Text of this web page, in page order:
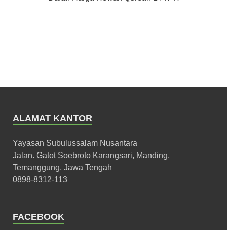
ALAMAT KANTOR
Yayasan Subulussalam Nusantara
Jalan. Gatot Soebroto Karangsari, Manding,
Temanggung, Jawa Tengah
0898-8312-113
FACEBOOK